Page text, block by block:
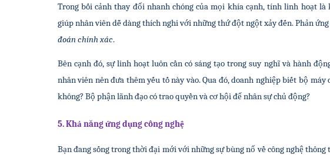
Trong bối cảnh thay đổi nhanh chóng của mọi khía cạnh, tính linh hoạt là
giúp nhân viên dễ dàng thích nghi với những thứ đột ngột xảy đến. Phản
đoán chính xác.
Bên cạnh đó, sự linh hoạt luôn cần có sáng tạo trong suy nghĩ và hành
nhân viên nên đưa thêm yếu tố này vào. Qua đó, doanh nghiệp biết bộ máy
không? Bộ phận lãnh đạo có trao quyền và cơ hội để nhân sự chủ động?
5. Khả năng ứng dụng công nghệ
Bạn đang sống trong thời đại mới với những sự bùng nổ về công nghệ thông